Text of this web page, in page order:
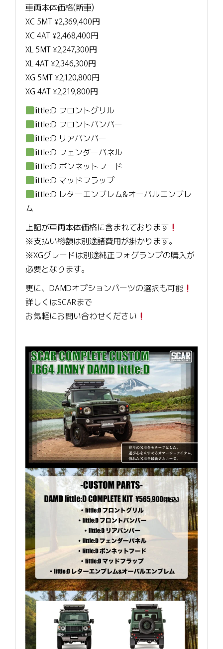
車両本体価格(新車)
XC 5MT ¥2,369,400円
XC 4AT ¥2,468,400円
XL 5MT ¥2,247,300円
XL 4AT ¥2,346,300円
XG 5MT ¥2,120,800円
XG 4AT ¥2,219,800円
little:D フロントグリル
little:D フロントバンパー
little:D リアバンパー
little:D フェンダーパネル
little:D ボンネットフード
little:D マッドフラップ
little:D レターエンブレム&オーバルエンブレ
ム
上記が車両本体価格に含まれております
※支払い総額は別途諸費用が掛かります。
※XGグレードは別途純正フォグランプの購入が
必要となります。
更に、DAMDオプションパーツの選択も可能
詳しくはSCARまで
お気軽にお問い合わせください